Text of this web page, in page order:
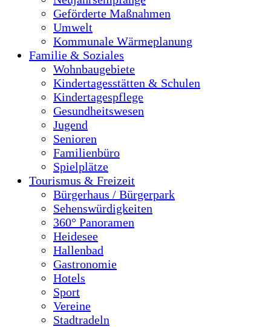
Geförderte Maßnahmen
Umwelt
Kommunale Wärmeplanung
Familie & Soziales
Wohnbaugebiete
Kindertagesstätten & Schulen
Kindertagespflege
Gesundheitswesen
Jugend
Senioren
Familienbüro
Spielplätze
Tourismus & Freizeit
Bürgerhaus / Bürgerpark
Sehenswürdigkeiten
360° Panoramen
Heidesee
Hallenbad
Gastronomie
Hotels
Sport
Vereine
Stadtradeln